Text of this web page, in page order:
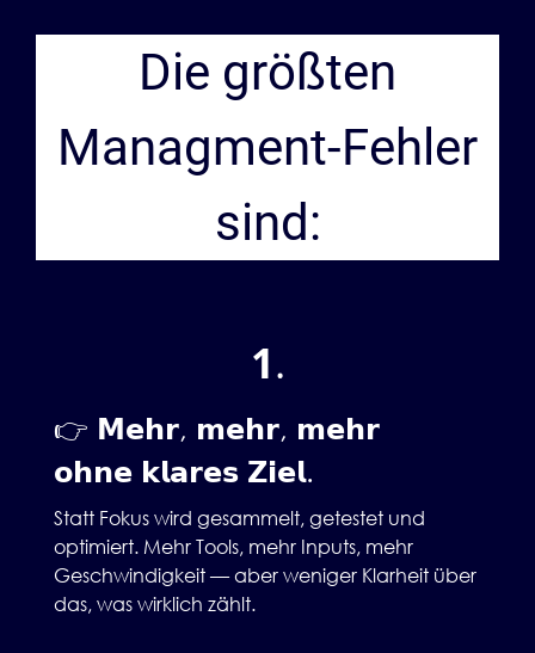
Die größten
Managment-Fehler
sind:
1.
👉 𝗠𝗲𝗵𝗿, 𝗺𝗲𝗵𝗿, 𝗺𝗲𝗵𝗿
𝗼𝗵𝗻𝗲 𝗸𝗹𝗮𝗿𝗲𝘀 𝗭𝗶𝗲𝗹.
Statt Fokus wird gesammelt, getestet und
optimiert. Mehr Tools, mehr Inputs, mehr
Geschwindigkeit — aber weniger Klarheit über
das, was wirklich zählt.